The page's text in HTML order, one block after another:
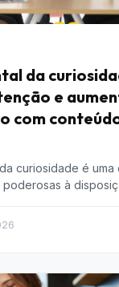
da
e
com
curiosidade é uma
poderosas à